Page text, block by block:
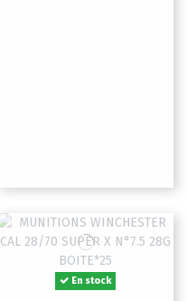
En stock